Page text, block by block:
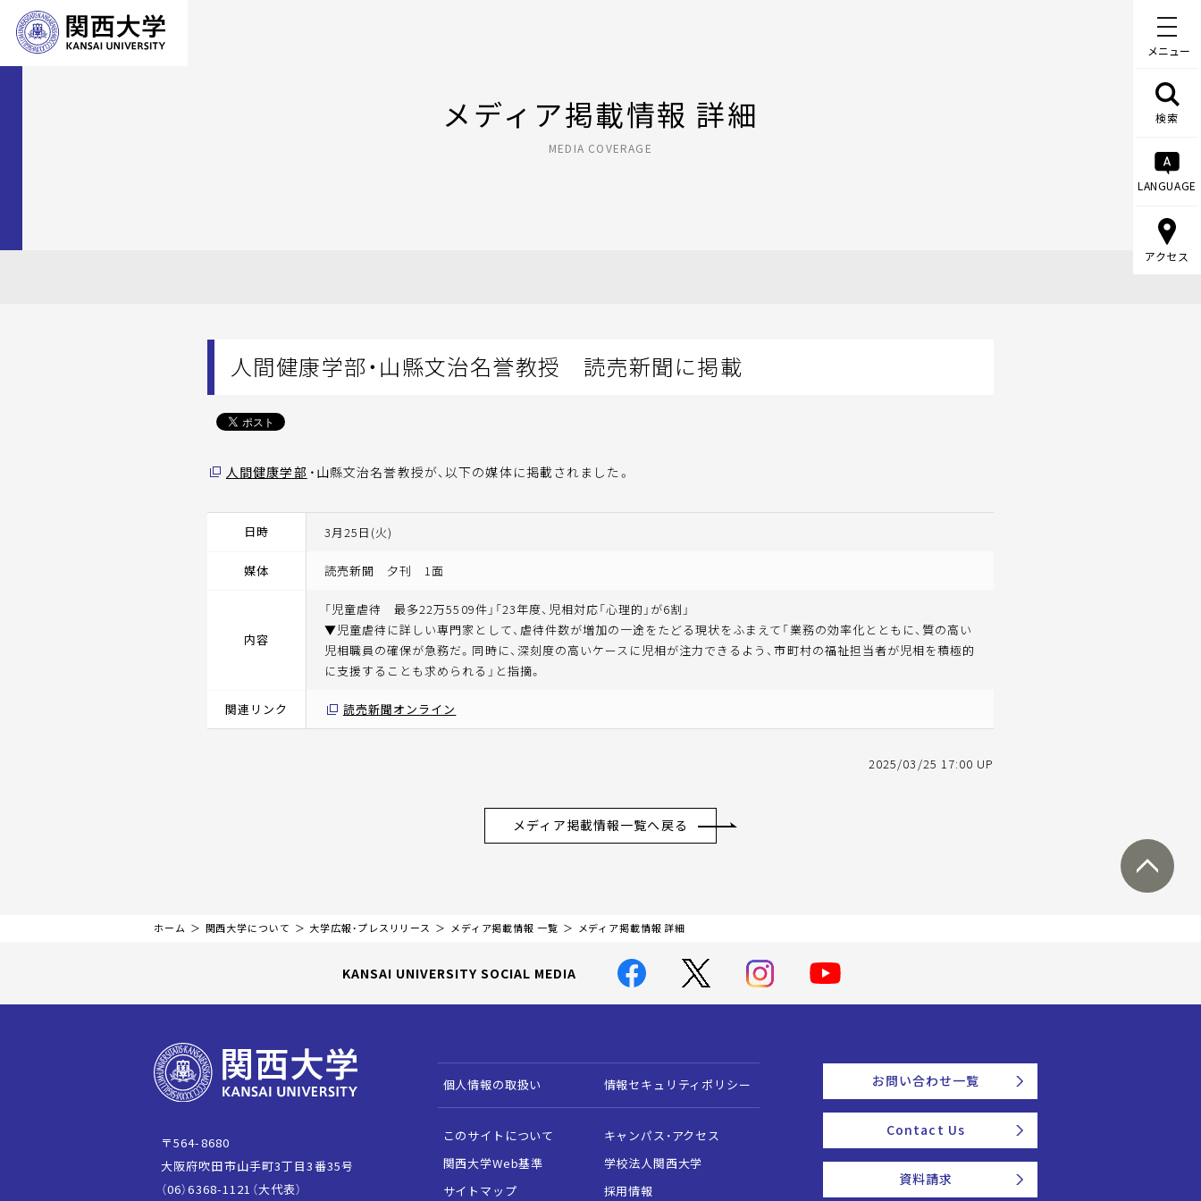
メニュー
検索
LANGUAGE
アクセス
メディア掲載情報 詳細
MEDIA COVERAGE
人間健康学部・山縣文治名誉教授 読売新聞に掲載
人間健康学部 ・山縣文治名誉教授が、以下の媒体に掲載されました。
日時 3月25日(火)
媒体 読売新聞 夕刊 1面
内容
「児童虐待 最多22万5509件」「23年度、児相対応「心理的」が6割」
▼児童虐待に詳しい専門家として、虐待件数が増加の一途をたどる現状をふまえて「業務の効率化とともに、質の高い
児相職員の確保が急務だ。同時に、深刻度の高いケースに児相が注力できるよう、市町村の福祉担当者が児相を積極的
に支援することも求められる」と指摘。
関連リンク 読売新聞オンライン
2025/03/25 17:00 UP
メディア掲載情報一覧へ戻る
ホーム 関西大学について 大学広報・プレスリリース メディア掲載情報 一覧 メディア掲載情報 詳細
KANSAI UNIVERSITY SOCIAL MEDIA
個人情報の取扱い 情報セキュリティポリシー
このサイトについて
キャンパス・アクセス
関西大学Web基準
学校法人関西大学
サイトマップ
採用情報
お問い合わせ一覧
Contact Us
資料請求
〒564-8680
大阪府吹田市山手町3丁目3番35号
（06）6368-1121（大代表）